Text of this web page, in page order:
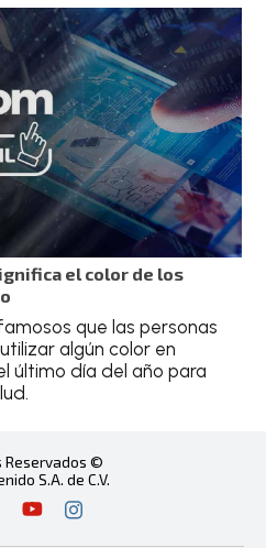
el color de los
que las personas
algún color en
último día del año para
Reservados ©
S.A. de C.V.